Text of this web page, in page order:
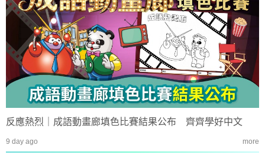
反應熱烈｜成語動畫廊填色比賽結果公布 齊齊學好中文
9 day ago more